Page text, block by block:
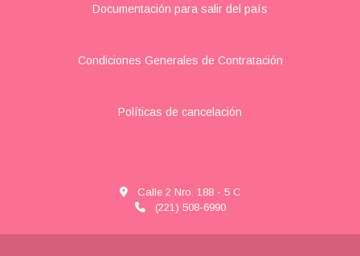
Documentación para salir del país
Condiciones Generales de Contratación
Políticas de cancelación
Calle 2 Nro. 188 - 5 C
(221) 508-6990